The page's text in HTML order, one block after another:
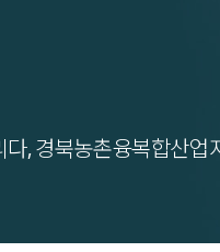
, 경북농촌융복합산업